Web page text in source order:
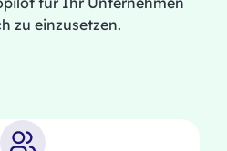
zu einzusetzen.